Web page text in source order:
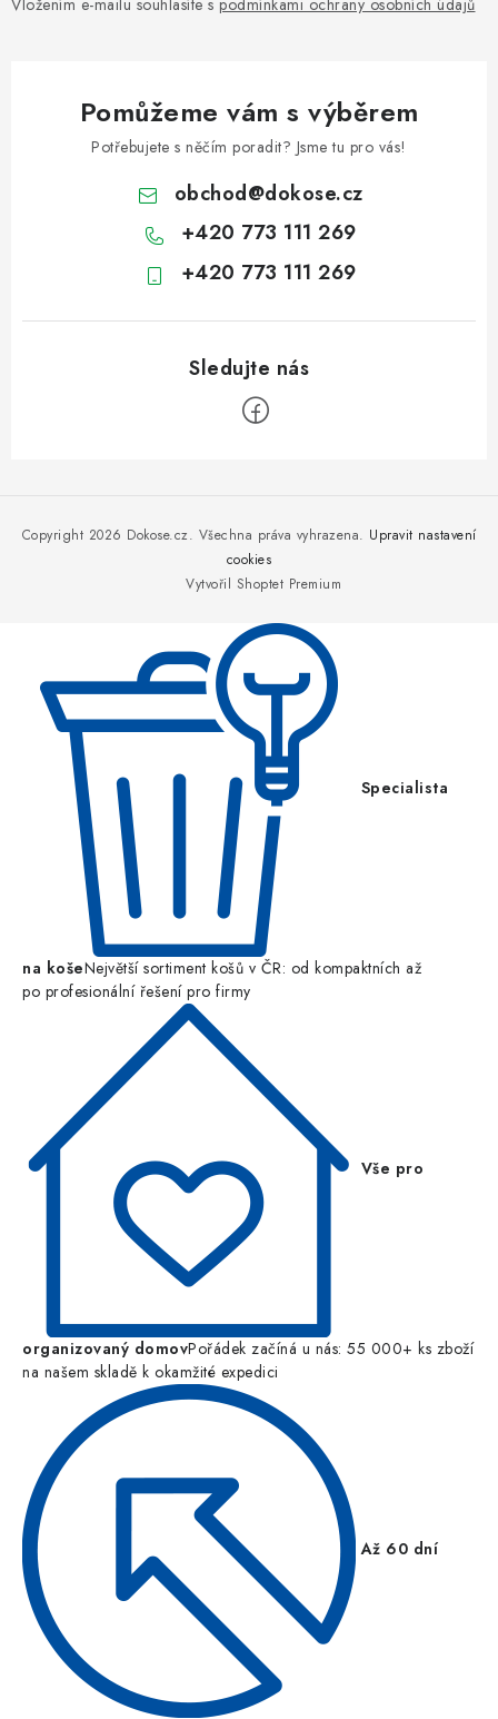
Pomůžeme vám s výběrem
Potřebujete s něčím poradit? Jsme tu pro vás!
obchod@dokose.cz
+420 773 111 269
+420 773 111 269
Vytvořil Shoptet Premium
Copyright 2026 Dokose.cz. Všechna práva vyhrazena. Upravit nastavení
cookies
Specialista
na košeNejvětší sortiment košů v ČR: od kompaktních až
po profesionální řešení pro firmy
Vše pro
organizovaný domovPořádek začíná u nás: 55 000+ ks zboží
na našem skladě k okamžité expedici
Až 60 dní